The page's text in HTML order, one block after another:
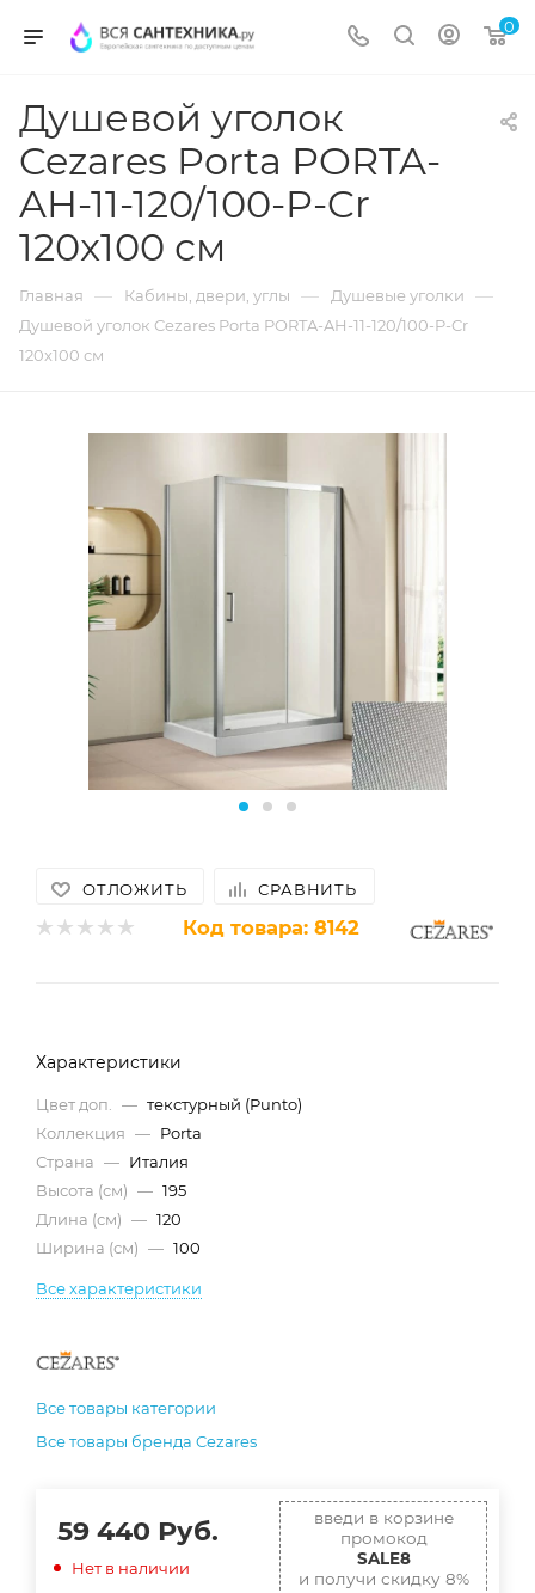
0
Душевой уголок
Cezares Porta PORTA-
AH-11-120/100-P-Cr
120x100 см
Главная — Кабины, двери, углы — Душевые уголки —
Душевой уголок Cezares Porta PORTA-AH-11-120/100-P-Cr
120x100 см
ОТЛОЖИТЬ СРАВНИТЬ
Код товара: 8142
Характеристики
Цвет доп. — текстурный (Punto)
Коллекция — Porta
Страна — Италия
Высота (см) — 195
Длина (см) — 120
Ширина (см) — 100
Все характеристики
Все товары категории
Все товары бренда Cezares
59 440 Руб.
Нет в наличии
введи в корзине
промокод
SALE8
и получи скидку 8%